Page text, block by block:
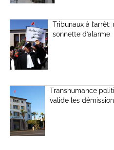
Tribunaux à
sonnette d’alarme
Transhumance
valide les